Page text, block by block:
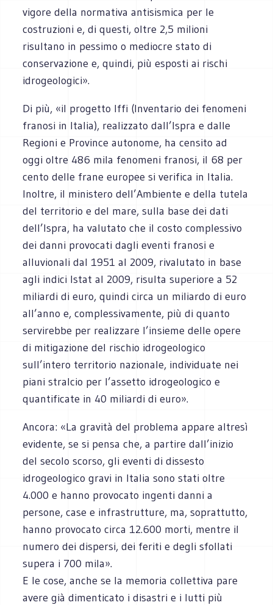
vigore della normativa antisismica per le
costruzioni e, di questi, oltre 2,5 milioni
risultano in pessimo o mediocre stato di
conservazione e, quindi, più esposti ai rischi
idrogeologici».
Di più, «il progetto Iffi (Inventario dei fenomeni
franosi in Italia), realizzato dall’Ispra e dalle
Regioni e Province autonome, ha censito ad
oggi oltre 486 mila fenomeni franosi, il 68 per
cento delle frane europee si verifica in Italia.
Inoltre, il ministero dell’Ambiente e della tutela
del territorio e del mare, sulla base dei dati
dell’Ispra, ha valutato che il costo complessivo
dei danni provocati dagli eventi franosi e
alluvionali dal 1951 al 2009, rivalutato in base
agli indici Istat al 2009, risulta superiore a 52
miliardi di euro, quindi circa un miliardo di euro
all’anno e, complessivamente, più di quanto
servirebbe per realizzare l’insieme delle opere
di mitigazione del rischio idrogeologico
sull’intero territorio nazionale, individuate nei
piani stralcio per l’assetto idrogeologico e
quantificate in 40 miliardi di euro».
Ancora: «La gravità del problema appare altresì
evidente, se si pensa che, a partire dall’inizio
del secolo scorso, gli eventi di dissesto
idrogeologico gravi in Italia sono stati oltre
4.000 e hanno provocato ingenti danni a
persone, case e infrastrutture, ma, soprattutto,
hanno provocato circa 12.600 morti, mentre il
numero dei dispersi, dei feriti e degli sfollati
supera i 700 mila».
E le cose, anche se la memoria collettiva pare
avere già dimenticato i disastri e i lutti più